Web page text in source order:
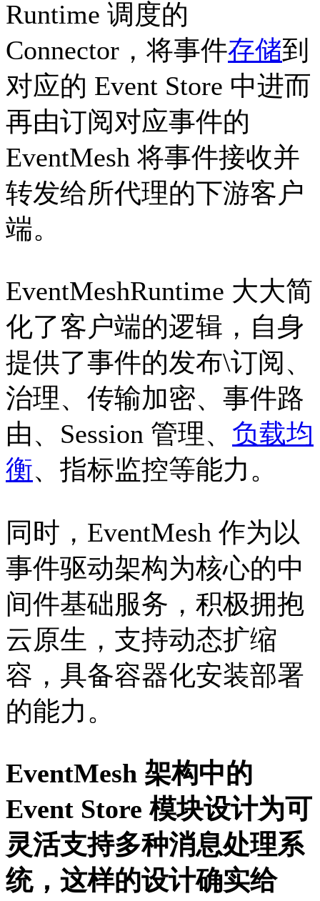
Runtime 调度的
Connector，将事件存储到
对应的 Event Store 中进而
再由订阅对应事件的
EventMesh 将事件接收并
转发给所代理的下游客户
端。
EventMeshRuntime 大大简
化了客户端的逻辑，自身
提供了事件的发布\订阅、
治理、传输加密、事件路
由、Session 管理、 负载均
衡、指标监控等能力。
同时，EventMesh 作为以
事件驱动架构为核心的中
间件基础服务，积极拥抱
云原生，支持动态扩缩
容，具备容器化安装部署
的能力。
EventMesh 架构中的
Event Store 模块设计为可
灵活支持多种消息处理系
统，这样的设计确实给